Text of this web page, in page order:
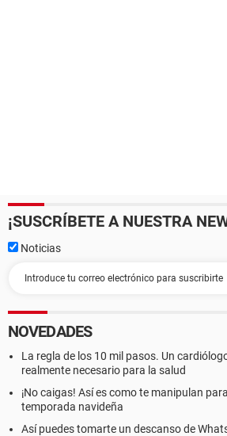
¡SUSCRÍBETE A NUESTRA
Noticias
NOVEDADES
La regla de los 10 mil pasos. Un
realmente necesario para la salud
¡No caigas! Así es como te manipulan
temporada navideña
Así puedes tomarte un descanso de